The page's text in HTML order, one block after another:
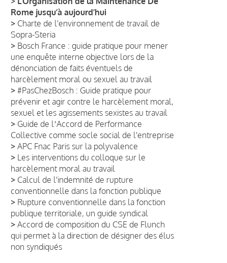
Rome jusqu’à aujourd’hui
> Charte de l'environnement de travail de
Sopra-Steria
> Bosch France : guide pratique pour mener
une enquête interne objective lors de la
dénonciation de faits éventuels de
harcèlement moral ou sexuel au travail
> #PasChezBosch : Guide pratique pour
prévenir et agir contre le harcèlement moral,
sexuel et les agissements sexistes au travail
> Guide de lʼAccord de Performance
Collective comme socle social de l'entreprise
> APC Fnac Paris sur la polyvalence
> Les interventions du colloque sur le
harcèlement moral au travail
> Calcul de l'indemnité de rupture
conventionnelle dans la fonction publique
> Rupture conventionnelle dans la fonction
publique territoriale, un guide syndical
> Accord de composition du CSE de Flunch
qui permet à la direction de désigner des élus
non syndiqués